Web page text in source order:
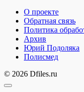
О проекте
Обратная связь
Политика
Архив
Юрий Подоляка
Полисмед
© 2026 Dfiles.ru